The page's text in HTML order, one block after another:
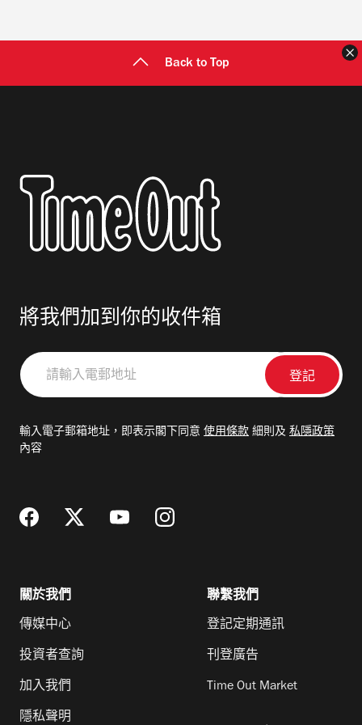
Back to Top
將我們加到你的收件箱
請
輸
郵
輸入電子郵箱地址，即表示閣下同意 使用條款 細則及 私隱政策
內容
關於我們
傳媒中心
投資者查詢
加入我們
隱私聲明
聯繫我們
登記定期通訊
刊登廣告
Time Out Market